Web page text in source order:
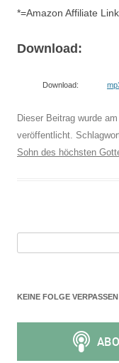
*=Amazon Affiliate
Download:
Download:
Dieser Beitrag wurde am
veröffentlicht.
Sohn des höchsten
KEINE FOLGE VERPASSEN